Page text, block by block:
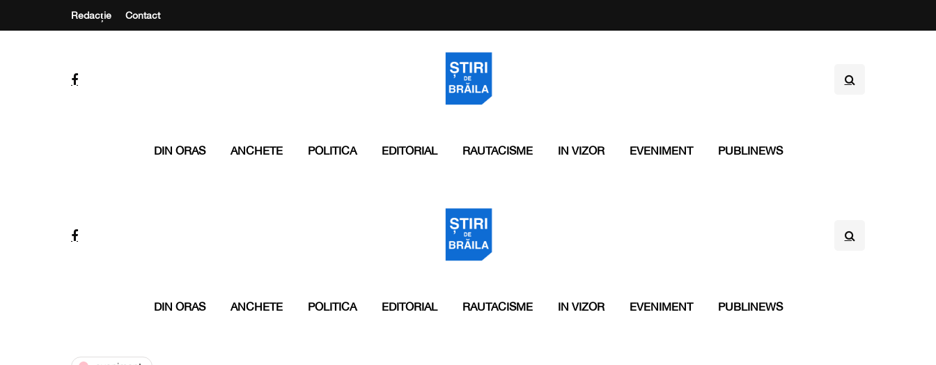
Redacție Contact
DIN ORAS ANCHETE POLITICA EDITORIAL RAUTACISME IN VIZOR EVENIMENT PUBLINEWS
DIN ORAS ANCHETE POLITICA EDITORIAL RAUTACISME IN VIZOR EVENIMENT PUBLINEWS